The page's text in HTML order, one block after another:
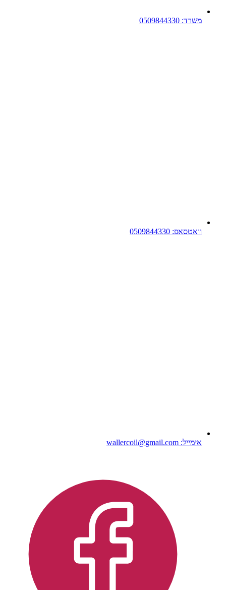
משרד: 0509844330
וואטסאפ: 0509844330
אימייל: wallercoil@gmail.com